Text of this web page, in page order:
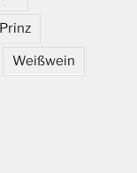
Weißwein